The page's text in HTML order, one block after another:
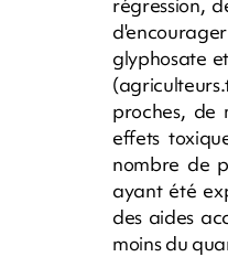
glyphosate
proches, de
effets
nombre de
ayant été
des aides
moins du